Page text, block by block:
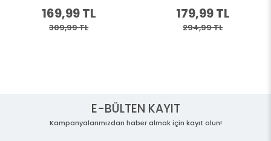
169,99 TL
309,99 TL
179,99 TL
294,99 TL
E-BÜLTEN KAYIT
Kampanyalarımızdan haber almak için kayıt olun!